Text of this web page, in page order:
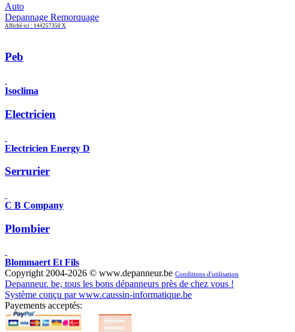
Auto
Depannage Remorquage
Affiché ici : 144257350 X
Peb
Isoclima
Electricien
Electricien Energy D
Serrurier
C B Company
Plombier
Blommaert Et Fils
Copyright 2004-2026 © www.depanneur.be Conditions d'utilisation
Depanneur. be, tous les bons dépanneurs près de chez vous !
Système conçu par www.caussin-informatique.be
Payements acceptés: